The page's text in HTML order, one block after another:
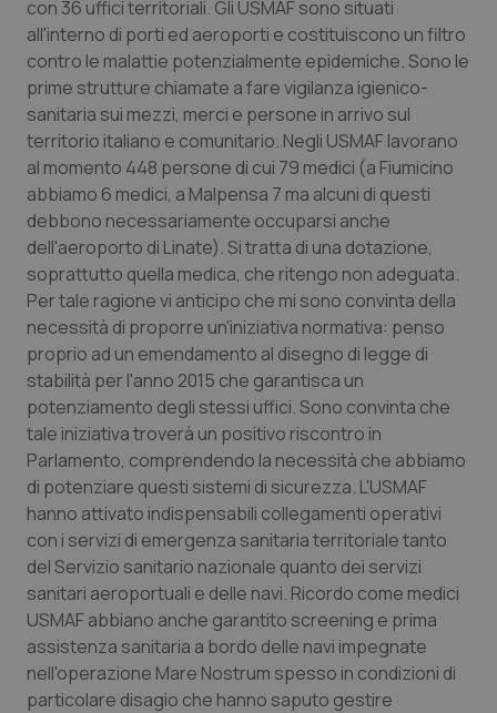
con 36 uffici territoriali. Gli USMAF sono situati
all'interno di porti ed aeroporti e costituiscono un filtro
contro le malattie potenzialmente epidemiche. Sono le
prime strutture chiamate a fare vigilanza igienico-
sanitaria sui mezzi, merci e persone in arrivo sul
territorio italiano e comunitario. Negli USMAF lavorano
al momento 448 persone di cui 79 medici (a Fiumicino
abbiamo 6 medici, a Malpensa 7 ma alcuni di questi
debbono necessariamente occuparsi anche
dell'aeroporto di Linate). Si tratta di una dotazione,
soprattutto quella medica, che ritengo non adeguata.
Per tale ragione vi anticipo che mi sono convinta della
necessità di proporre un'iniziativa normativa: penso
proprio ad un emendamento al disegno di legge di
stabilità per l'anno 2015 che garantisca un
potenziamento degli stessi uffici. Sono convinta che
tale iniziativa troverà un positivo riscontro in
Parlamento, comprendendo la necessità che abbiamo
di potenziare questi sistemi di sicurezza. L'USMAF
hanno attivato indispensabili collegamenti operativi
con i servizi di emergenza sanitaria territoriale tanto
del Servizio sanitario nazionale quanto dei servizi
sanitari aeroportuali e delle navi. Ricordo come medici
USMAF abbiano anche garantito screening e prima
assistenza sanitaria a bordo delle navi impegnate
nell'operazione Mare Nostrum spesso in condizioni di
particolare disagio che hanno saputo gestire